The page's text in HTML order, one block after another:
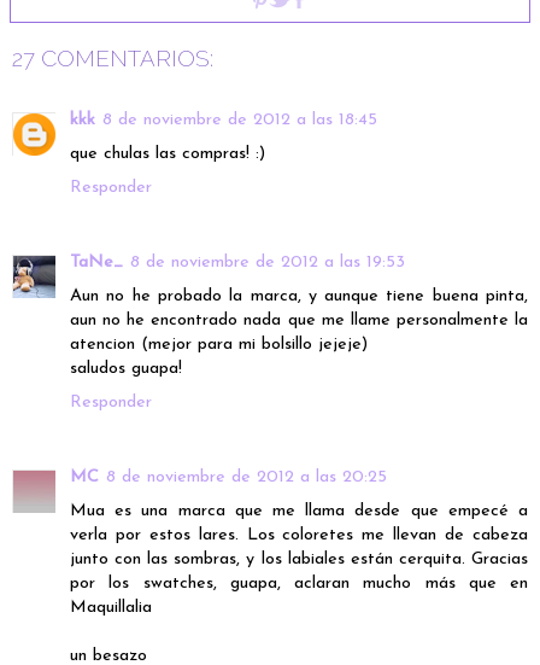
27 COMENTARIOS:
kkk 8 de noviembre de 2012 a las 18:45
que chulas las compras! :)
Responder
TaNe_ 8 de noviembre de 2012 a las 19:53
Aun no he probado la marca, y aunque tiene buena pinta,
aun no he encontrado nada que me llame personalmente la
atencion (mejor para mi bolsillo jejeje)
saludos guapa!
Responder
MC 8 de noviembre de 2012 a las 20:25
Mua es una marca que me llama desde que empecé a
verla por estos lares. Los coloretes me llevan de cabeza
junto con las sombras, y los labiales están cerquita. Gracias
por los swatches, guapa, aclaran mucho más que en
Maquillalia
un besazo